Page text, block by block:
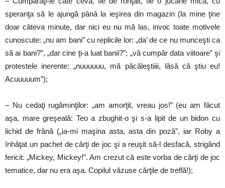
speranţa să le ajungă până la ieşirea din magazin (la mine ţine
doar câteva minute, dar nici eu nu mă las, invoc toate motivele
cunoscute: „nu am bani” cu replicile lor: „da’ de ce nu munceşti ca
să ai bani?”, „dar cine ţi-a luat banii?”; „vă cumpăr data viitoare” şi
protestele inerente: „nuuuuuu, mă păcăleştiiii, lăsă că ştiu eu!
Acuuuuum”);
– Nu cedaţi rugăminţilor: „am amorţit, vreau jos!” (eu am făcut
aşa, mare greşeală: Teo a zbughit-o şi s-a lipit de un bidon cu
lichid de frână („ia-mi maşina asta, asta din poză”, iar Roby a
înhăţat un pachet de cărţi de joc şi a reuşit să-l desfacă, strigând
fericit: „Mickey, Mickey!”. Am crezut că este vorba de cărţi de joc
tematice, dar nu era aşa. Copilul văzuse cărţile de treflă!);